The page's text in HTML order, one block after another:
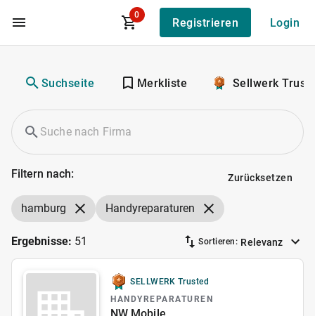
Zum Hauptinhalt
0
Registrieren Login
Suchseite Merkliste Sellwerk
Filtern nach: Zurücksetzen
hamburg Handyreparaturen
Ergebnisse: 51 Sortieren: Relevanz
SELLWERK Trusted
HANDYREPARATUREN